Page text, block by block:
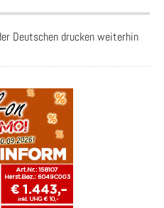
Deutschen drucken weiterhin